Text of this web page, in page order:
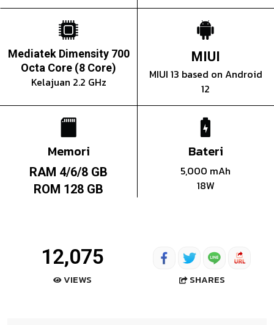
Mediatek Dimensity 700
Octa Core (8 Core)
Kelajuan 2.2 GHz
MIUI
MIUI 13 based on Android
12
Memori
RAM 4/6/8 GB
ROM 128 GB
Bateri
5,000 mAh
18W
12,075
VIEWS SHARES